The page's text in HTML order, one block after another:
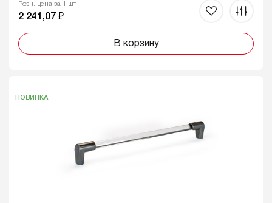
Розн. цена за 1 шт
2 241,07 ₽
В корзину
НОВИНКА